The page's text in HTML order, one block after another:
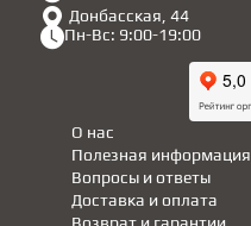
Донбасская, 44
Пн-Вс: 9:00-19:00
Полезная информация
Вопросы и ответы
Доставка и оплата
О нас